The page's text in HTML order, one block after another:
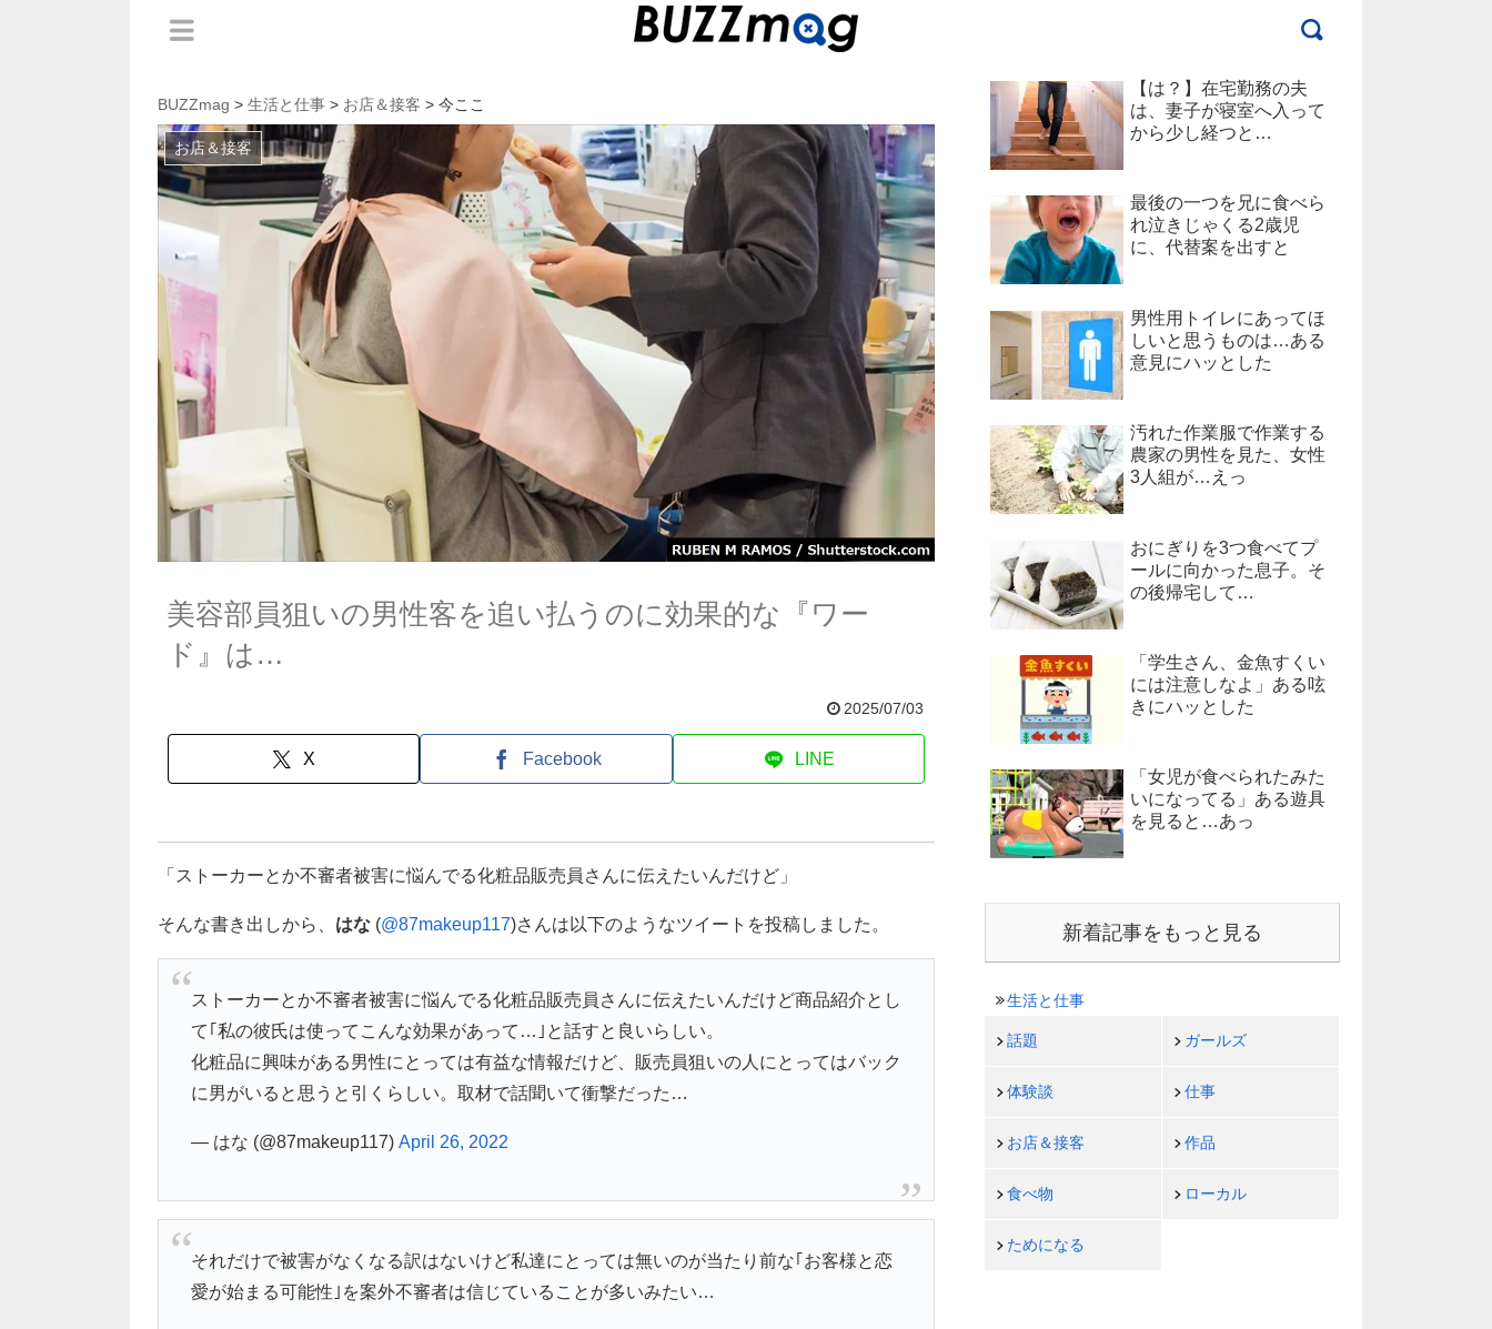
BUZZmag > 生活と仕事 > お店＆接客 > 今ここ
お店＆接客
美容部員狙いの男性客を追い払うのに効果的な『ワー
ド』は…
2025/07/03
X Facebook LINE
「ストーカーとか不審者被害に悩んでる化粧品販売員さんに伝えたいんだけど」
そんな書き出しから、 はな (@87makeup117)さんは以下のようなツイートを投稿しました。
ストーカーとか不審者被害に悩んでる化粧品販売員さんに伝えたいんだけど商品紹介とし
て｢私の彼氏は使ってこんな効果があって…｣と話すと良いらしい。
化粧品に興味がある男性にとっては有益な情報だけど、販売員狙いの人にとってはバック
に男がいると思うと引くらしい。取材で話聞いて衝撃だった…
— はな (@87makeup117) April 26, 2022
それだけで被害がなくなる訳はないけど私達にとっては無いのが当たり前な｢お客様と恋
愛が始まる可能性｣を案外不審者は信じていることが多いみたい…
【は？】在宅勤務の夫
は、妻子が寝室へ入って
から少し経つと…
最後の一つを兄に食べら
れ泣きじゃくる2歳児
に、代替案を出すと
男性用トイレにあってほ
しいと思うものは…ある
意見にハッとした
汚れた作業服で作業する
農家の男性を見た、女性
3人組が…えっ
おにぎりを3つ食べてプ
ールに向かった息子。そ
の後帰宅して…
「学生さん、金魚すくい
には注意しなよ」ある呟
きにハッとした
「女児が食べられたみた
いになってる」ある遊具
を見ると…あっ
新着記事をもっと見る
生活と仕事
話題 ガールズ
体験談 仕事
お店＆接客 作品
食べ物 ローカル
ためになる